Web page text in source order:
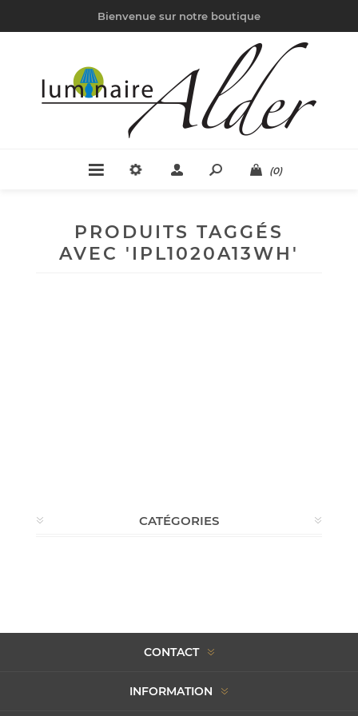
Bienvenue sur notre boutique
(0)
PRODUITS TAGGÉS
AVEC 'IPL1020A13WH'
CATÉGORIES
CONTACT
INFORMATION